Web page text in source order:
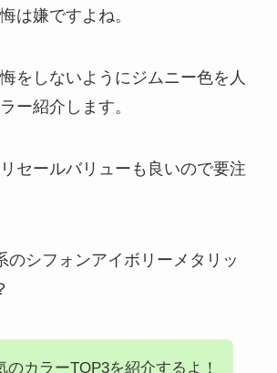
は嫌ですよね。
をしないようにジムニー色を人
ー紹介します。
セールバリューも良いので要注
のシフォンアイボリーメタリッ
のカラーTOP3を紹介するよ！